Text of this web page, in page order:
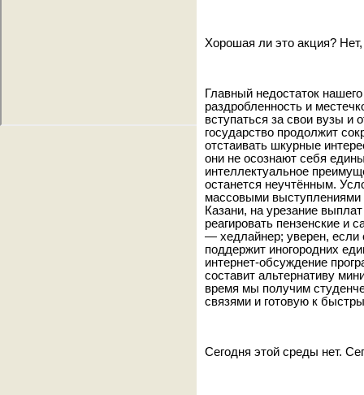
Хорошая ли это акция?
Главный недостаток
раздробленность и
вступаться за свои вузы и
государство продолжит
отстаивать шкурные
они не осознают себя
интеллектуальное
останется неучтённым.
массовыми выступлениями
Казани, на урезание
реагировать пензенские и
— хедлайнер; уверен, если
поддержит иногородних
интернет-обсуждение
составит альтернативу
время мы получим
связями и готовую к
Сегодня этой среды нет.